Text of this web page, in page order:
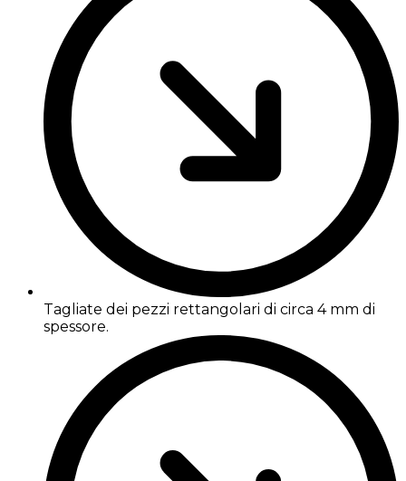
Tagliate dei pezzi rettangolari di circa 4 mm di
spessore.